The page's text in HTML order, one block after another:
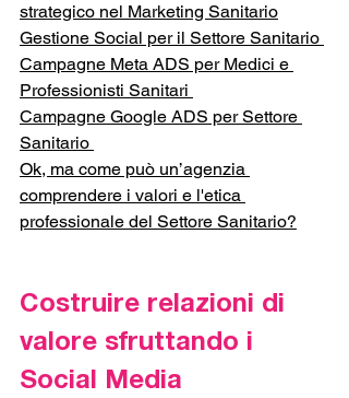
strategico nel Marketing Sanitario
Gestione Social per il Settore Sanitario
Campagne Meta ADS per Medici e
Professionisti Sanitari
Campagne Google ADS per Settore
Sanitario
Ok, ma come può un’agenzia
comprendere i valori e l'etica
professionale del Settore Sanitario?
Costruire relazioni di
valore sfruttando i
Social Media